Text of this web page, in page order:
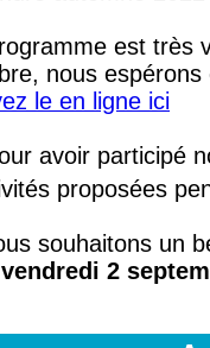
est très
nous espérons
le en ligne ici
avoir participé
proposées
souhaitons un
vendredi 2